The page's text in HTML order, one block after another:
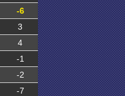
-6
3
4
-1
-2
-7